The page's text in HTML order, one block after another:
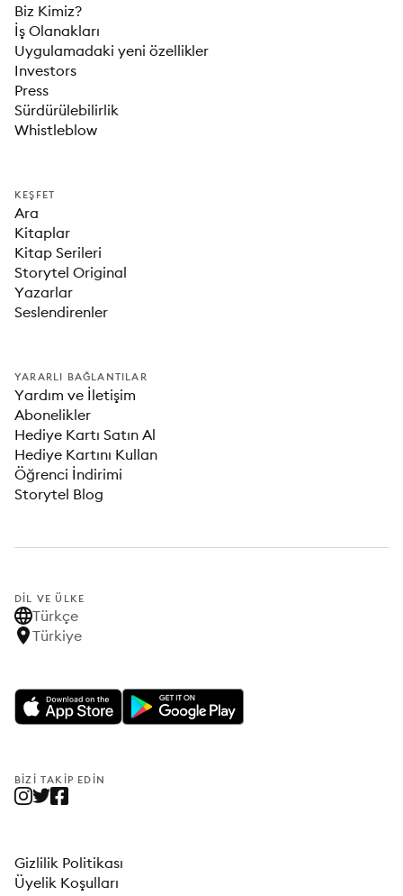
Biz Kimiz?
İş Olanakları
Uygulamadaki yeni özellikler
Investors
Press
Sürdürülebilirlik
Whistleblow
KEŞFET
Ara
Kitaplar
Kitap Serileri
Storytel Original
Yazarlar
Seslendirenler
YARARLI BAĞLANTILAR
Yardım ve İletişim
Abonelikler
Hediye Kartı Satın Al
Hediye Kartını Kullan
Öğrenci İndirimi
Storytel Blog
DIL VE ÜLKE
Türkçe
Türkiye
BIZI TAKIP EDIN
Gizlilik Politikası
Üyelik Koşulları